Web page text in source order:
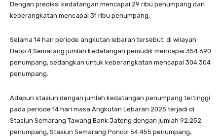
Dengan prediksi kedatangan mencapai 29 ribu penumpang dan
keberangkatan mencapai 31 ribu penumpang.
Selama 14 hari periode angkutan lebaran tersebut, di wilayah
Daop 4 Semarang jumlah kedatangan pemudik mencapai 354.690
penumpang, sedangkan untuk keberangkatan mencapai 304.304
penumpang.
Adapun stasiun dengan jumlah kedatangan penumpang tertinggi
pada periode 14 hari masa Angkutan Lebaran 2025 terjadi di
Stasiun Semarang Tawang Bank Jateng dengan jumlah 92.252
penumpang, Stasiun Semarang Poncol 64.455 penumpang,